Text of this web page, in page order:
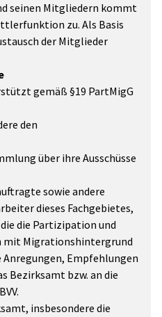
seinen Mitgliedern kommt
zu. Als Basis
der Mitglieder
gemäß §19 PartMigG
den
über ihre Ausschüsse
sowie andere
dieses Fachgebietes,
die Partizipation und
mit Migrationshintergrund
Empfehlungen
Bezirksamt bzw. an die
insbesondere die